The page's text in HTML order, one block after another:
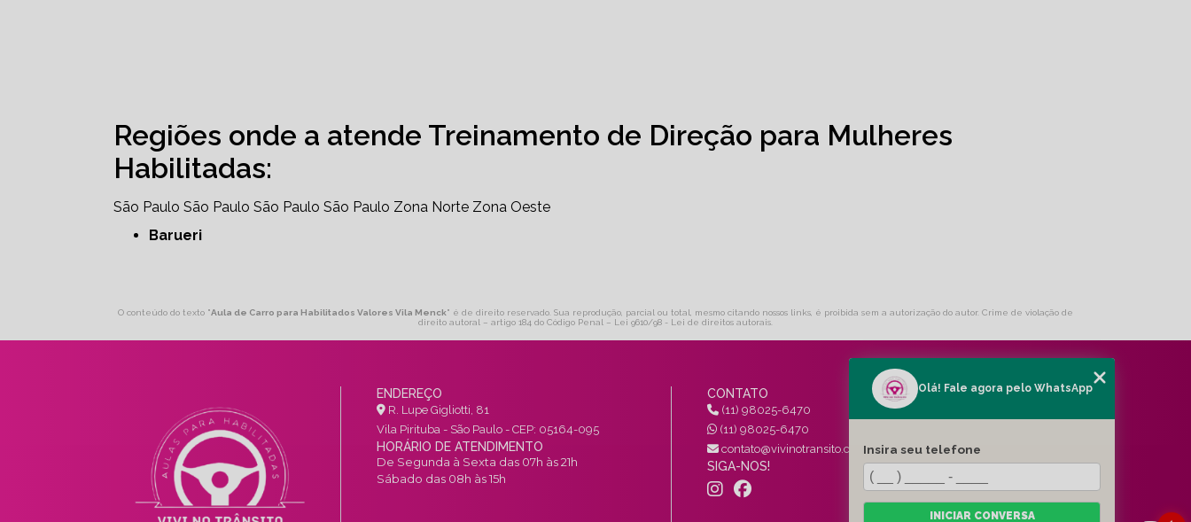
Regiões onde a atende Treinamento de Direção para Mulheres
Habilitadas:
São Paulo São Paulo São Paulo São Paulo Zona Norte Zona Oeste
Barueri
O conteúdo do texto "Aula de Carro para Habilitados Valores Vila Menck" é de direito reservado. Sua reprodução, parcial ou total, mesmo citando nossos links, é proibida sem a autorização do autor. Crime de violação de
direito autoral – artigo 184 do Código Penal – Lei 9610/98 - Lei de direitos autorais.
ENDEREÇO
R. Lupe Gigliotti, 81
Vila Pirituba - São Paulo - CEP: 05164-095
HORÁRIO DE ATENDIMENTO
De Segunda à Sexta das 07h às 21h
Sábado das 08h às 15h
CONTATO
(11) 98025-6470
(11) 98025-6470
contato@vivinotransito.com.br
SIGA-NOS!
MENU
SERVIÇOS
CONTATO
CATEGORIAS
Olá! Fale agora pelo WhatsApp
Insira seu telefone
INICIAR CONVERSA